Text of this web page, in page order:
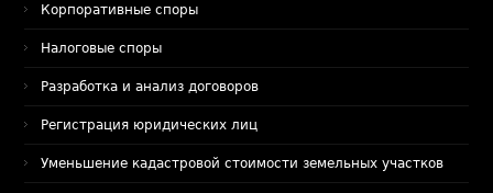
Корпоративные споры
Налоговые споры
Разработка и анализ договоров
Регистрация юридических лиц
Уменьшение кадастровой стоимости земельных участков